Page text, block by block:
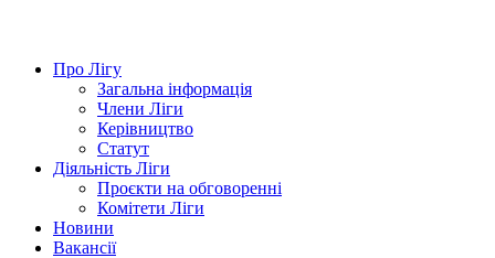
Про Лігу
Загальна інформація
Члени Ліги
Керівництво
Статут
Діяльність Ліги
Проєкти на обговоренні
Комітети Ліги
Новини
Вакансії